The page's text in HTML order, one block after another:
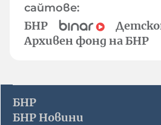
сайтове:
БНР
Архивен фонд на БНР
БНР
БНР Новини